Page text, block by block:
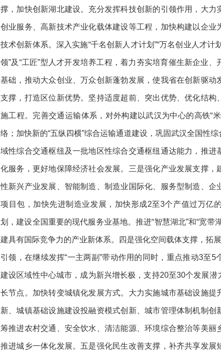
撑，加快创新湖北建设。充分发挥科技创新的引领作用，大
创业服务、高新技术产业化载体建设等工程，加快构建以企
技术创新体系。深入实施“千名创新人才计划”“万名创业人才计
领”及“工匠”型人才开发培养工程，着力夯实培育催生新企业
基础，推动大众创业、万众创新蓬勃发展，使我省在创新驱
支撑，打造区位新优势。坚持适度超前、突出优势、优化结
施工程。完善交通运输体系，对外构建以武汉为中心的高铁“
络；加快新的“五纵四横”综合运输通道建设，巩固武汉全国性
域性综合交通枢纽及一批地区性综合交通枢纽通达能力，推
化服务，更好地保障经济社会发展。三是强化产业发展支撑
性新兴产业发展、智能制造、制造业国际化、服务型制造、
项目包，加快先进制造业发展，加快形成2至3个产值过万亿
划，建设全国重要的现代服务业基地。推进“智慧湖北”和“宽带
建具有国际竞争力的产业新体系。四是强化空间载体支撑，拓
引领，在继续发挥“一主两副”带动作用的同时，重点推动3至
建设区域性中心城市，成为新兴增长极，支持20至30个发展
长节点。加快转变城镇化发展方式。大力实施城市基础设施
新、城镇基础设施建设投融资模式创新、城市管理体制机制
筹推进农村交通、安全饮水、清洁能源、环境综合整治等美
推进城乡一体化发展。五是强化民生改善支撑，补齐共享发